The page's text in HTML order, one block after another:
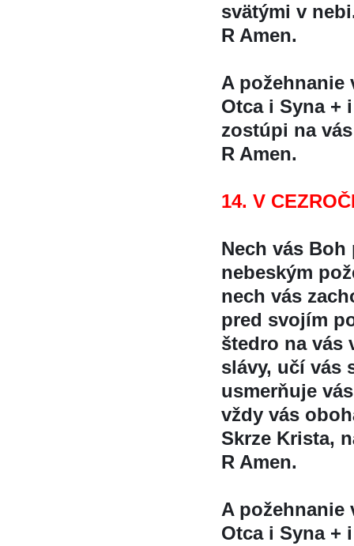
svätými v
R Amen.
A požehnanie
Otca i Syna +
zostúpi na
R Amen.
14. V
Nech vás Boh
nebeským
nech vás
pred svojím
štedro na vás
slávy, učí vás
usmerňuje
vždy vás
Skrze Krista,
R Amen.
A požehnanie
Otca i Syna +